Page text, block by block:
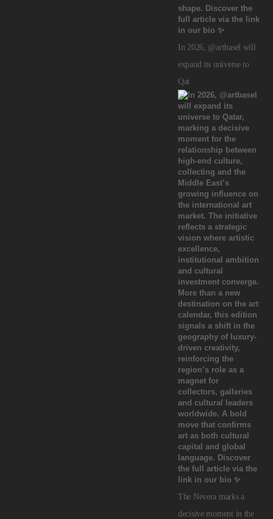
In 2026, @artbasel will
expand its universe to
Qat
The Nevera marks a
decisive moment in the